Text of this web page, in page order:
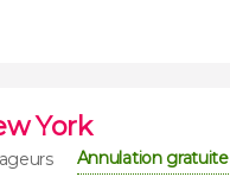
York
Annulation gratuite